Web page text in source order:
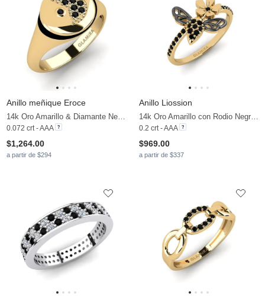
Anillo meñique Eroce
0.072 crt - AAA
$1,264.00
a partir de $294
Anillo Liossion
0.2 crt - AAA
$969.00
a partir de $337